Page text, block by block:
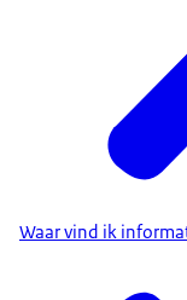
Waar vind ik